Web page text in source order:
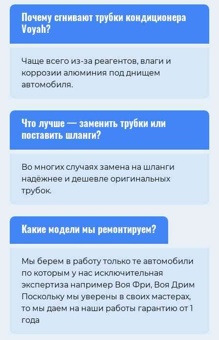
Почему сгнивают трубки кондиционера
Voyah?
Чаще всего из-за реагентов, влаги и
коррозии алюминия под днищем
автомобиля.
Что лучше — заменить трубки или
поставить шланги?
Во многих случаях замена на шланги
надёжнее и дешевле оригинальных
трубок.
Какие модели мы ремонтируем?
Мы берем в работу только те автомобили
по которым у нас исключительная
экспертиза например Воя Фри, Воя Дрим
Поскольку мы уверены в своих мастерах,
то мы даем на наши работы гарантию от 1
года